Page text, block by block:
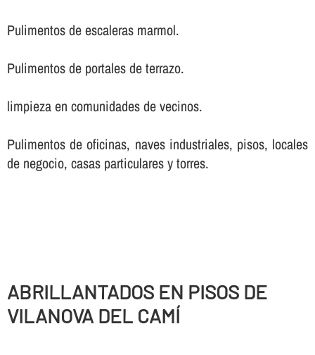
Pulimentos de escaleras marmol.
Pulimentos de portales de terrazo.
limpieza en comunidades de vecinos.
Pulimentos de oficinas, naves industriales, pisos, locales
de negocio, casas particulares y torres.
ABRILLANTADOS EN PISOS DE
VILANOVA DEL CAMÍ